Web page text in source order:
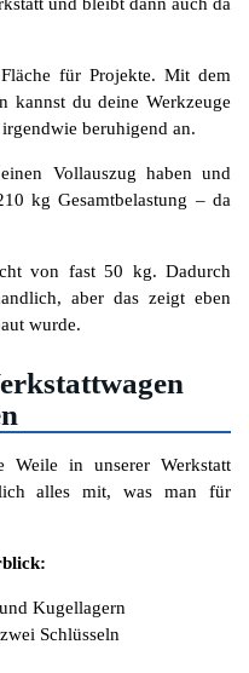
für Projekte. Mit dem
kannst du deine Werkzeuge
beruhigend an.
Vollauszug haben und
kg Gesamtbelastung – da
von fast 50 kg. Dadurch
aber das zeigt eben
wurde.
Weile in unserer Werkstatt
alles mit, was man für
Kugellagern
Schlüsseln